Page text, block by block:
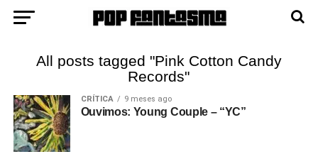
All posts tagged "Pink Cotton Candy
Records"
CRÍTICA 9 meses ago
Ouvimos: Young Couple – “YC”